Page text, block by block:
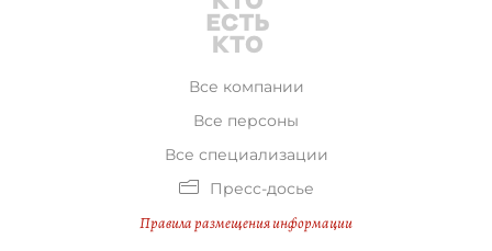
Все компании
Все персоны
Все специализации
Пресс-досье
Правила размещения информации